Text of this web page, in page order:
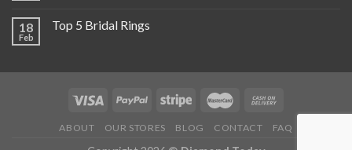
18
Feb
Top 5 Bridal Rings
ABOUT OUR STORES BLOG CONTACT FAQ